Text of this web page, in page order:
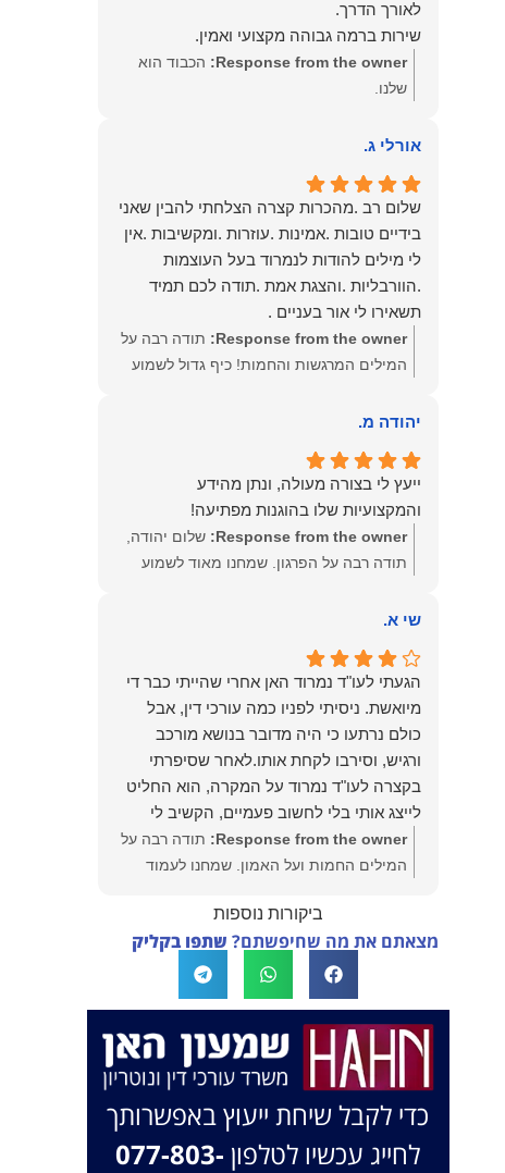
שירות ברמה גבוהה מקצועי ואמין.
Response from the owner:
הכבוד הוא
שלנו.
אורלי ג.
שלום רב .מהכרות קצרה הצלחתי להבין שאני
בידיים טובות .אמינות .עוזרות .ומקשיבות .אין
לי מילים להודות לנמרוד בעל העוצמות
.הוורבליות .והצגת אמת .תודה לכם תמיד
תשאירו לי אור בעניים .
Response from the owner:
תודה רבה על
המילים המרגשות והחמות! כיף גדול לשמוע
שווה את הכל. נשמח תמיד לעמוד לרשותך!
יהודה מ.
ייעץ לי בצורה מעולה, ונתן מהידע
והמקצועיות שלו בהוגנות מפתיעה!
Response from the owner:
שלום יהודה,
תודה רבה על הפרגון. שמחנו מאוד לשמוע
הוגנות ומקצועיות הן מעל הכל. נשמח תמיד
שי א.
הגעתי לעו"ד נמרוד האן אחרי שהייתי כבר די
מיואשת. ניסיתי לפניו כמה עורכי דין, אבל
כולם נרתעו כי היה מדובר בנושא מורכב
ורגיש, וסירבו לקחת אותו.לאחר שסיפרתי
בקצרה לעו"ד נמרוד על המקרה, הוא החליט
לייצג אותי בלי לחשוב פעמיים, הקשיב לי
ולקח את התיק שלי פרו בונו מכל הלב.
Response from the owner:
תודה רבה על
המילים החמות ועל האמון. שמחנו לעמוד
המון הצלחה בהמשך. תמיד כאן בשבילך.
בברכה, משרד עו"ד שמעון האן ונוטריון
ביקורות נוספות
מצאתם את מה שחיפשתם? שתפו בקליק
כדי לקבל שיחת ייעוץ באפשרותך
לחייג עכשיו לטלפון 077-803-